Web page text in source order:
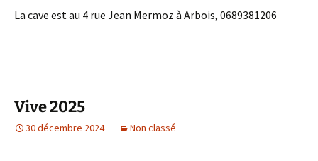
La cave est au 4 rue Jean Mermoz à Arbois, 0689381206
Vive 2025
30 décembre 2024 Non classé